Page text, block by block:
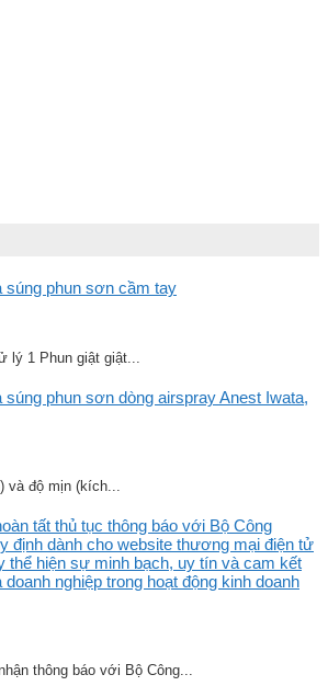
phun sơn cầm tay
lý 1 Phun giật giật...
phun sơn dòng airspray Anest Iwata,
độ mịn (kích...
tất thủ tục thông báo với Bộ Công
định dành cho website thương mại điện tử
thể hiện sự minh bạch, uy tín và cam kết
nghiệp trong hoạt động kinh doanh
thông báo với Bộ Công...